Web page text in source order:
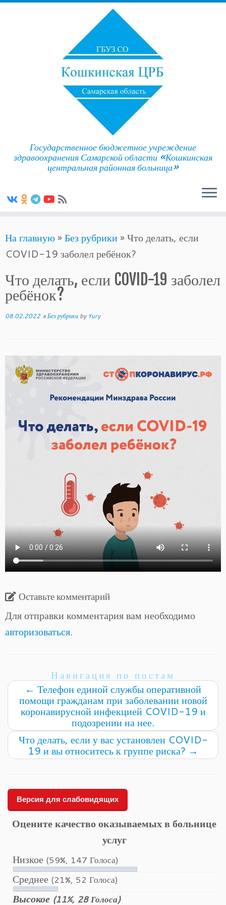
to
content
Государственное бюджетное учреждение
здравоохранения Самарской области «Кошкинская
центральная районная больница»
На главную»Без рубрики»Что делать, если
COVID-19 заболел ребёнок?
Что делать, если COVID-19 заболел
ребёнок?
08.02.2022 вБез рубрики by Yury
Оставьте комментарий
Для отправки комментария вам необходимо
авторизоваться.
Навигация по постам
← Телефон единой службы оперативной
помощи гражданам при заболевании новой
коронавирусной инфекцией COVID-19 и
подозрении на нее.
Что делать, если у вас установлен COVID-
19 и вы относитесь к группе риска? →
Версия для слабовидящих
Оцените качество оказываемых в больнице
услуг
Низкое (59%, 147 Голоса)
Среднее (21%, 52 Голоса)
Высокое (11%, 28 Голоса)